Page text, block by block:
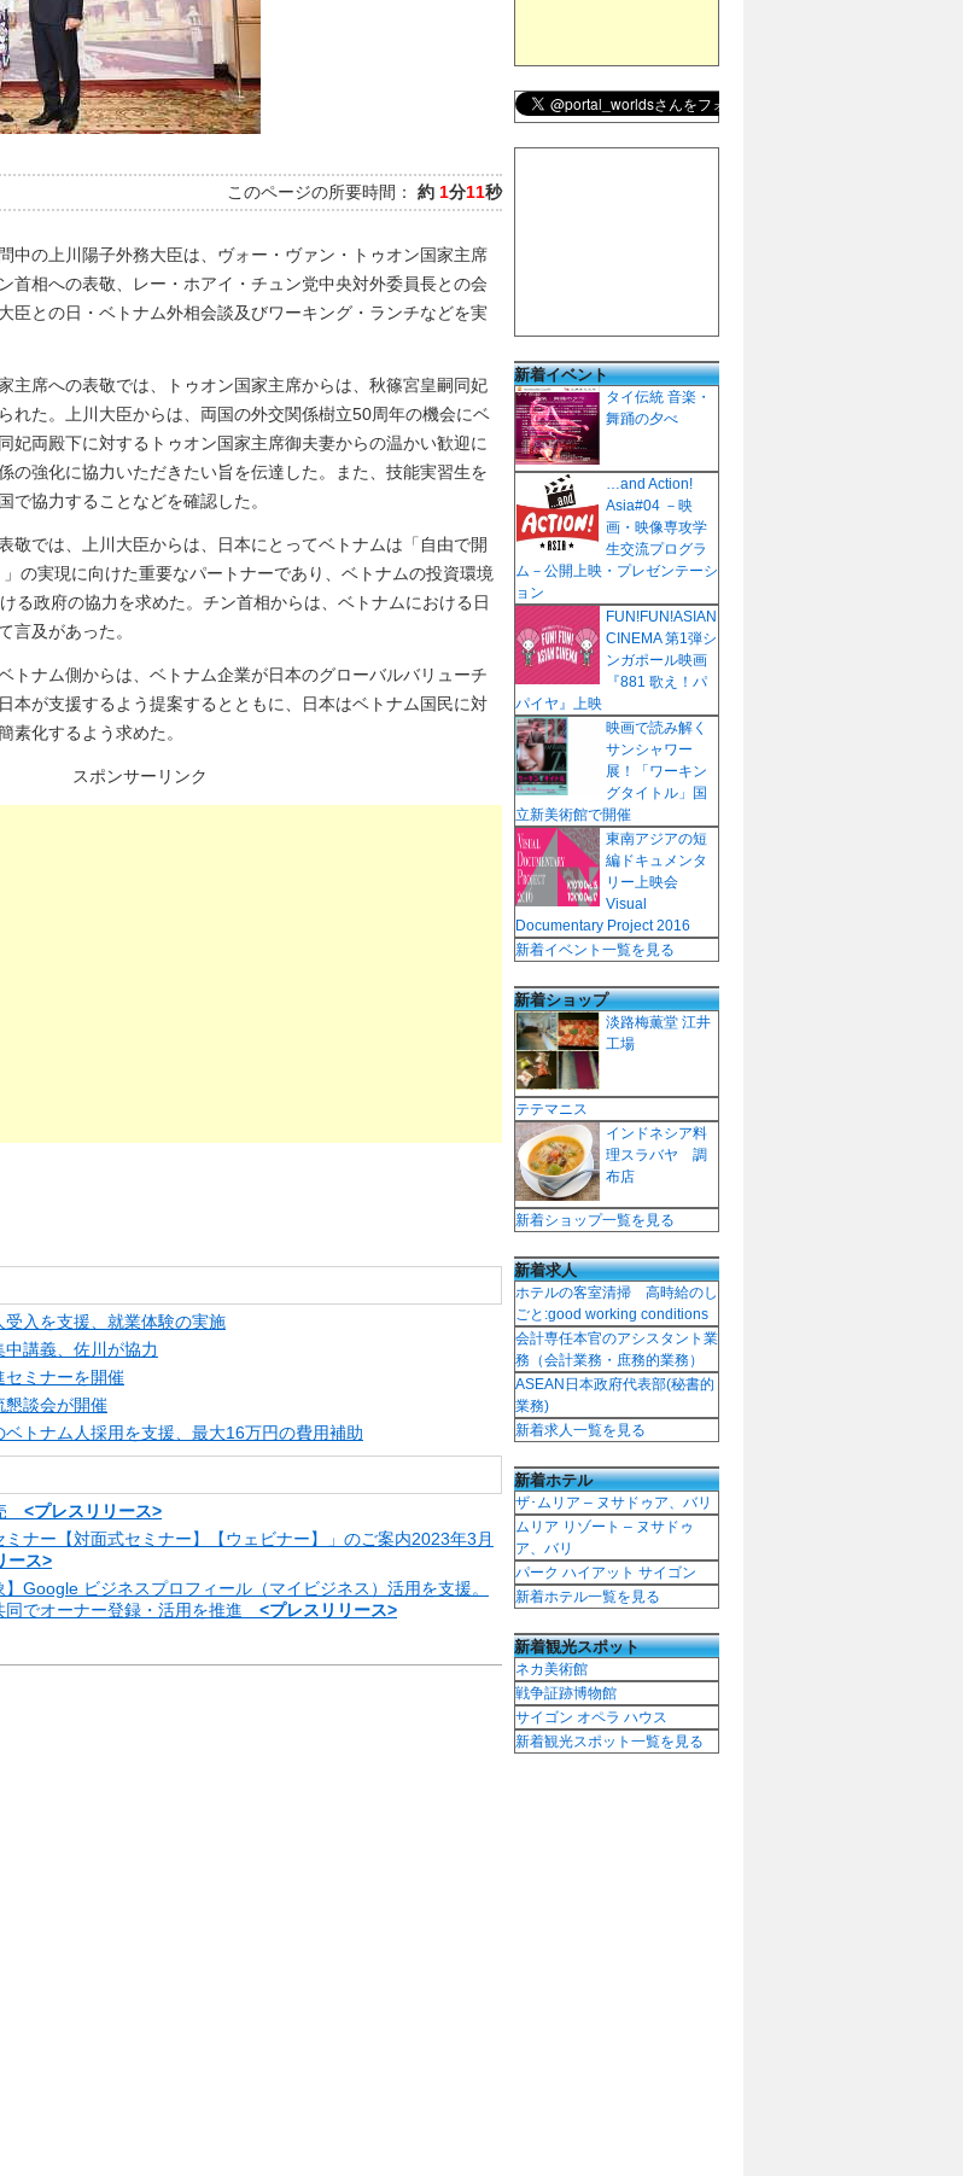
このページの所要時間： 約 1分11秒
中の上川陽子外務大臣は、ヴォー・ヴァン・トゥオン国家主席
首相への表敬、レー・ホアイ・チュン党中央対外委員長との会
臣との日・ベトナム外相会談及びワーキング・ランチなどを実
主席への表敬では、トゥオン国家主席からは、秋篠宮皇嗣同妃
れた。上川大臣からは、両国の外交関係樹立50周年の機会にベ
妃両殿下に対するトゥオン国家主席御夫妻からの温かい歓迎に
の強化に協力いただきたい旨を伝達した。また、技能実習生を
で協力することなどを確認した。
敬では、上川大臣からは、日本にとってベトナムは「自由で開
の実現に向けた重要なパートナーであり、ベトナムの投資環境
る政府の協力を求めた。チン首相からは、ベトナムにおける日
言及があった。
トナム側からは、ベトナム企業が日本のグローバルバリューチ
本が支援するよう提案するとともに、日本はベトナム国民に対
素化するよう求めた。
スポンサーリンク
入を支援、就業体験の実施
講義、佐川が協力
セミナーを開催
懇談会が開催
トナム人採用を支援、最大16万円の費用補助
<プレスリリース>
ミナー【対面式セミナー】【ウェビナー】」のご案内2023年3月
ース>
】Google ビジネスプロフィール（マイビジネス）活用を支援。
同でオーナー登録・活用を推進 <プレスリリース>
新着イベント
タイ伝統 音楽・
舞踊の夕べ
…and Action!
Asia#04 －映
画・映像専攻学
生交流プログラ
ム－公開上映・プレゼンテーシ
ョン
FUN!FUN!ASIAN
CINEMA 第1弾シ
ンガポール映画
『881 歌え！パ
パイヤ』上映
映画で読み解く
サンシャワー
展！「ワーキン
グタイトル」国
立新美術館で開催
東南アジアの短
編ドキュメンタ
リー上映会
Visual
Documentary Project 2016
新着イベント一覧を見る
新着ショップ
淡路梅薫堂 江井
工場
テテマニス
インドネシア料
理スラバヤ 調
布店
新着ショップ一覧を見る
新着求人
ホテルの客室清掃 高時給のし
ごと:good working conditions
会計専任本官のアシスタント業
務（会計業務・庶務的業務）
ASEAN日本政府代表部(秘書的
業務)
新着求人一覧を見る
新着ホテル
ザ･ムリア – ヌサドゥア、バリ
ムリア リゾート – ヌサドゥ
ア、バリ
パーク ハイアット サイゴン
新着ホテル一覧を見る
新着観光スポット
ネカ美術館
戦争証跡博物館
サイゴン オペラ ハウス
新着観光スポット一覧を見る